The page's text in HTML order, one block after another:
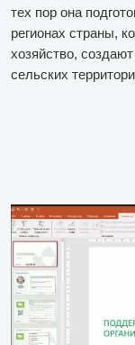
тех пор она
регионах страны,
хозяйство,
сельских